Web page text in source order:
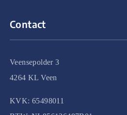
Contact
Veensepolder 3
4264 KL Veen
KVK: 65498011